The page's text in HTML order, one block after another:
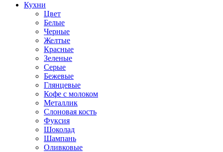
Кухни
Цвет
Белые
Черные
Желтые
Красные
Зеленые
Серые
Бежевые
Глянцевые
Кофе с молоком
Металлик
Слоновая кость
Фуксия
Шоколад
Шампань
Оливковые